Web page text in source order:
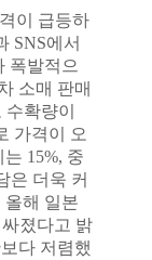
이 급등하
SNS에서
폭발적으
소매 판매
확량이
가격이 오
15%, 중
은 더욱 커
올해 일본
졌다고 밝
다 저렴했